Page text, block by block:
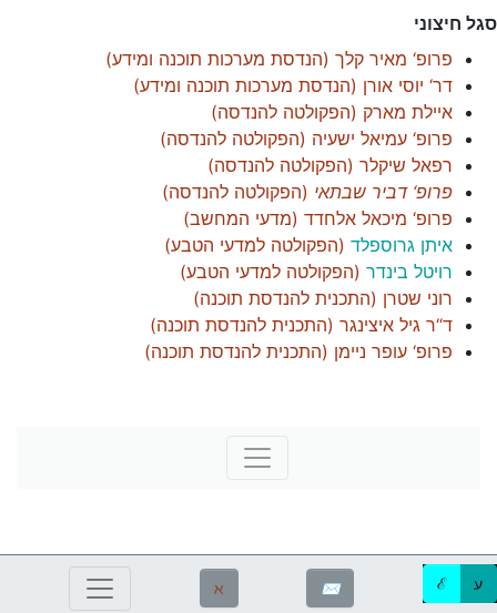
סגל חיצוני
פרופ‘ מאיר קלך (הנדסת מערכות תוכנה ומידע)
דר‘ יוסי אורן (הנדסת מערכות תוכנה ומידע)
איילת מארק (הפקולטה להנדסה)
פרופ‘ עמיאל ישעיה (הפקולטה להנדסה)
רפאל שיקלר (הפקולטה להנדסה)
פרופ‘ דביר שבתאי (הפקולטה להנדסה)
פרופ‘ מיכאל אלחדד (מדעי המחשב)
איתן גרוספלד (הפקולטה למדעי הטבע)
רויטל בינדר (הפקולטה למדעי הטבע)
רוני שטרן (התכנית להנדסת תוכנה)
ד“ר גיל איצינגר (התכנית להנדסת תוכנה)
פרופ‘ עופר ניימן (התכנית להנדסת תוכנה)
ℵ ✉ ℰ ע